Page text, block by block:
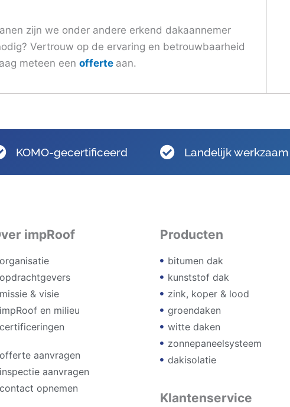
zijn we onder andere erkend dakaannemer
Vertrouw op de ervaring en betrouwbaarheid
meteen een offerte aan.
KOMO-gecertificeerd Landelijk werkzaam
impRoof
organisatie
opdrachtgevers
missie & visie
impRoof en milieu
certificeringen
offerte aanvragen
inspectie aanvragen
contact opnemen
Producten
bitumen dak
kunststof dak
zink, koper & lood
groendaken
witte daken
zonnepaneelsysteem
dakisolatie
Klantenservice